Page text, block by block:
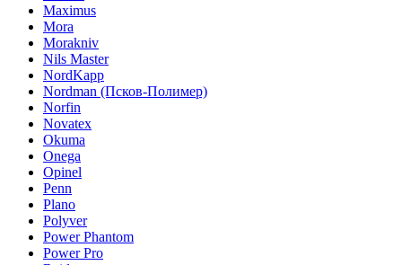
Maximus
Mora
Morakniv
Nils Master
NordKapp
Nordman (Псков-Полимер)
Norfin
Novatex
Okuma
Onega
Opinel
Penn
Plano
Polyver
Power Phantom
Power Pro